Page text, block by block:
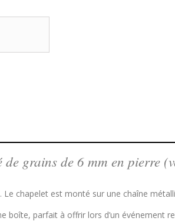
grains de 6 mm en pierre
chapelet est monté sur une chaîne
parfait à offrir lors d’un événement